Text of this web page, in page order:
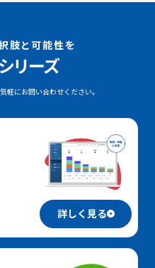
肢と可能性を
リーズ
軽にお問い合わせください。
詳しく見る